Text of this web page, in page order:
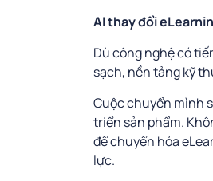
AI thay đổi
Dù công nghệ có
sạch, nền tảng kỹ
Cuộc chuyển mình
triển sản phẩm.
để chuyển hóa
lực.